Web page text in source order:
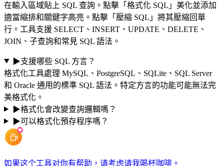
在輸入區域貼上 SQL 查詢。點擊「格式化 SQL」美化並添加
適當縮排和關鍵字高亮。點擊「壓縮 SQL」將其壓縮回單
行。工具支援 SELECT、INSERT、UPDATE、DELETE、
JOIN、子查詢和常見 SQL 語法。
▶支援哪些 SQL 方言？
格式化工具處理 MySQL、PostgreSQL、SQLite、SQL Server
和 Oracle 通用的標準 SQL 語法。特定方言的功能可能無法完
美格式化。
▶格式化會改變查詢邏輯嗎？
▶可以格式化預存程序嗎？
如果这个工具对你有帮助，请考虑请我喝杯咖啡。